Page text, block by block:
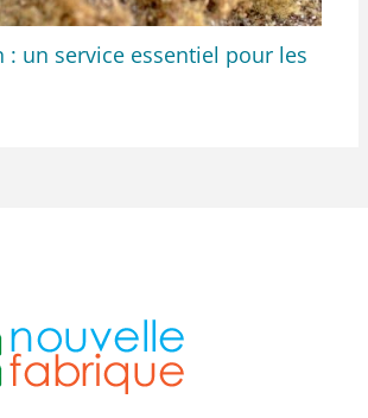
: un service essentiel pour les